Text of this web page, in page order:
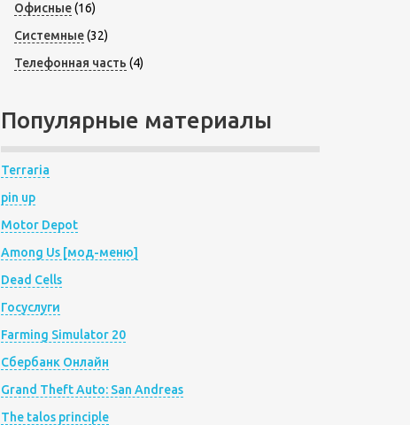
Офисные(16)
Системные(32)
Телефонная часть (4)
Популярные материалы
Terraria
pin up
Motor Depot
Among Us [мод-меню]
Dead Cells
Госуслуги
Farming Simulator 20
Сбербанк Онлайн
Grand Theft Auto: San Andreas
The talos principle